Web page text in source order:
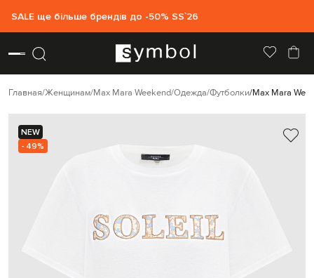
SALE ще більше брендів до -50% SS`26
Главная Женщинам Max Mara Weekend Одежда Футболки Max Mara
NEW
- 49%